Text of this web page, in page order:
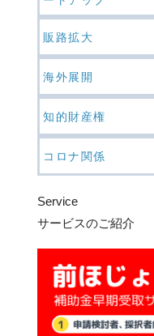
販路拡大
海外展開
知的財産権
コロナ関係
Service
サービスのご紹介